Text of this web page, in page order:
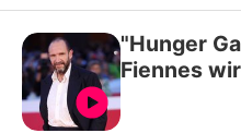
"Hunger
Fiennes